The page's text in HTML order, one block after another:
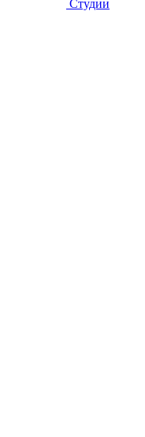
Студии